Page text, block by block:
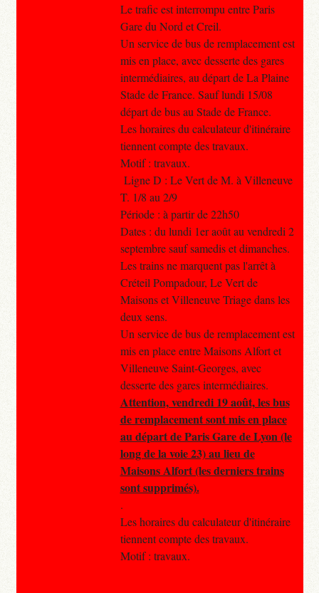
Le trafic est interrompu entre Paris
Gare du Nord et Creil.
Un service de bus de remplacement est
mis en place, avec desserte des gares
intermédiaires, au départ de La Plaine
Stade de France. Sauf lundi 15/08
départ de bus au Stade de France.
Les horaires du calculateur d'itinéraire
tiennent compte des travaux.
Motif : travaux.
Ligne D : Le Vert de M. à Villeneuve
T. 1/8 au 2/9
Période : à partir de 22h50
Dates : du lundi 1er août au vendredi 2
septembre sauf samedis et dimanches.
Les trains ne marquent pas l'arrêt à
Créteil Pompadour, Le Vert de
Maisons et Villeneuve Triage dans les
deux sens.
Un service de bus de remplacement est
mis en place entre Maisons Alfort et
Villeneuve Saint-Georges, avec
desserte des gares intermédiaires.
Attention, vendredi 19 août, les bus
de remplacement sont mis en place
au départ de Paris Gare de Lyon (le
long de la voie 23) au lieu de
Maisons Alfort (les derniers trains
sont supprimés).
.
Les horaires du calculateur d'itinéraire
tiennent compte des travaux.
Motif : travaux.